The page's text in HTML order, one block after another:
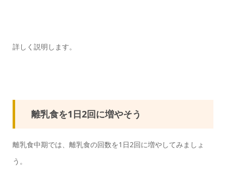
詳しく説明します。
離乳食を1日2回に増やそう
離乳食中期では、離乳食の回数を1日2回に増やしてみましょ
う。